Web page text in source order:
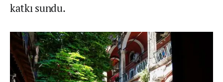
katkı sundu.